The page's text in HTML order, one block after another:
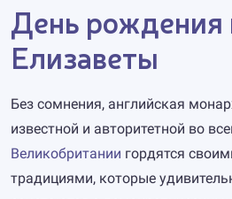
День рождения
Елизаветы
Без сомнения, английская
известной и авторитетной во
Великобритании гордятся
традициями, которые